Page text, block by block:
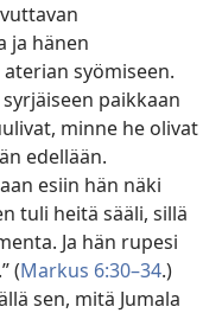
ja hänen
syömiseen.
paikkaan
minne he olivat
edellään.
esiin hän näki
tuli heitä sääli, sillä
Ja hän rupesi
(Markus 6:30–34.)
sen, mitä Jumala